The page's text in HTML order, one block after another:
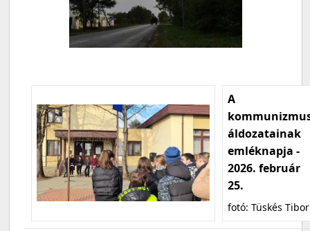
A
áldozatainak
emléknapja -
2026. február
25.
fotó: Tüskés Tibor